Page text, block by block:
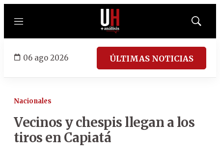
Menú
Mostrar
06 ago 2026 ÚLTIMAS NOTICIAS
Nacionales
Vecinos y chespis llegan a los
tiros en Capiatá